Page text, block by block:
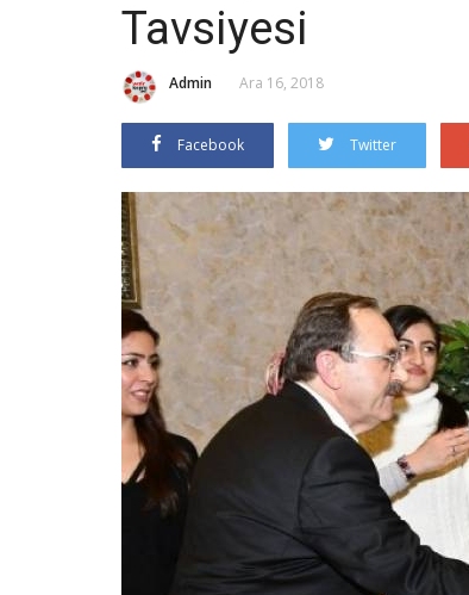
Tavsiyesi
Admin Ara 16, 2018
Facebook Twitter